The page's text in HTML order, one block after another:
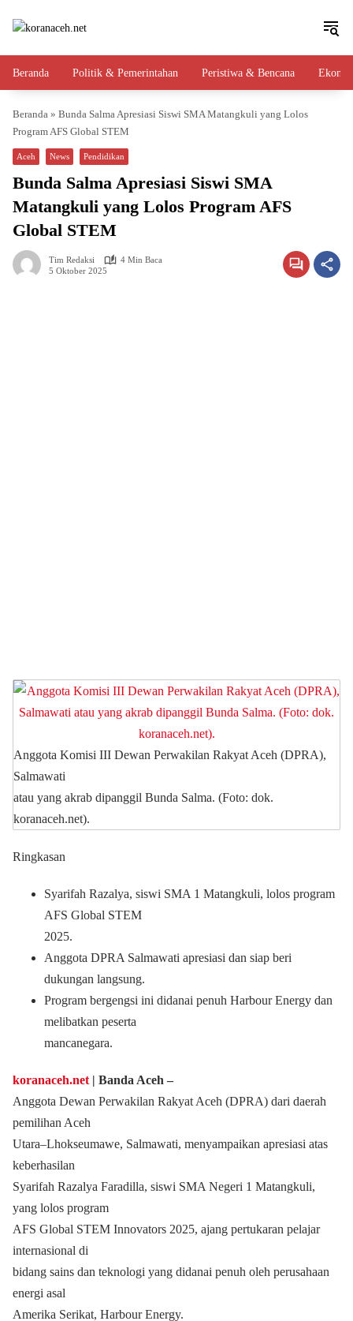
Beranda Politik & Pemerintahan Peristiwa & Bencana
Beranda » Bunda Salma Apresiasi Siswi SMA Matangkuli yang Lolos
Program AFS Global STEM
Aceh News Pendidikan
Bunda Salma Apresiasi Siswi SMA
Matangkuli yang Lolos Program AFS
Global STEM
Tim Redaksi
4 Min Baca
5 Oktober 2025
Anggota Komisi III Dewan Perwakilan Rakyat Aceh (DPRA),
Salmawati
atau yang akrab dipanggil Bunda Salma. (Foto: dok.
koranaceh.net).
Ringkasan
Syarifah Razalya, siswi SMA 1 Matangkuli, lolos program
AFS Global STEM
2025.
Anggota DPRA Salmawati apresiasi dan siap beri
dukungan langsung.
Program bergengsi ini didanai penuh Harbour Energy dan
melibatkan peserta
mancanegara.
koranaceh.net | Banda Aceh ‒
Anggota Dewan Perwakilan Rakyat Aceh (DPRA) dari daerah
pemilihan Aceh
Utara–Lhokseumawe, Salmawati, menyampaikan apresiasi atas
keberhasilan
Syarifah Razalya Faradilla, siswi SMA Negeri 1 Matangkuli,
yang lolos program
AFS Global STEM Innovators 2025, ajang pertukaran pelajar
internasional di
bidang sains dan teknologi yang didanai penuh oleh perusahaan
energi asal
Amerika Serikat, Harbour Energy.